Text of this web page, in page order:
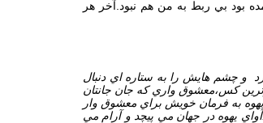
بود بي ربط به من هم نبود.آخر هر
و چشم هايش را به ستاره اي دنبال
كس،معشوق واري كه جان جانتان
به فرمان خويش براي معشوق وار
يهوه در جهان مي پيچد و آرام مي